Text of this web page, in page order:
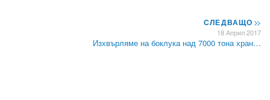
СЛЕДВАЩО>>
18 Април 2017
Изхвърляме на боклука над 7000 тона хран…